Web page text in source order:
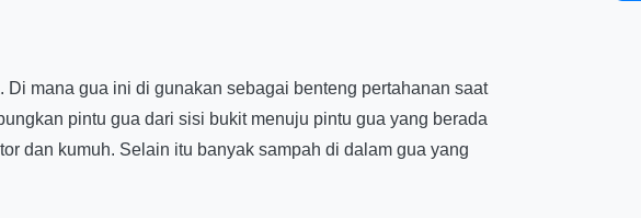
mana gua ini di gunakan sebagai benteng pertahanan saat
pintu gua dari sisi bukit menuju pintu gua yang berada
dan kumuh. Selain itu banyak sampah di dalam gua yang